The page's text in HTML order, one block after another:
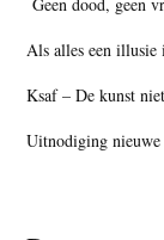
Als alles een illusie
Ksaf – De kunst
Uitnodiging nieuwe